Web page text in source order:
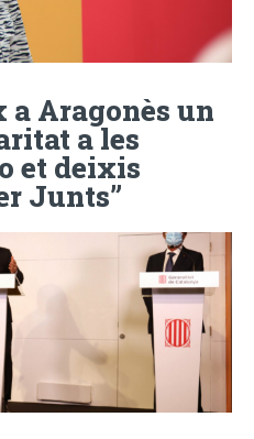
Aragonès un
a les
et deixis
Junts”